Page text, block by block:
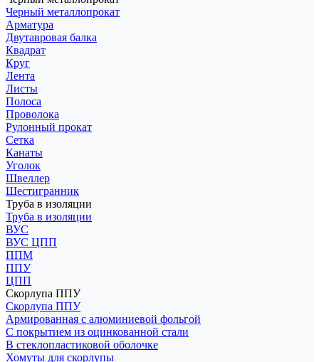
Черный металлопрокат
Арматура
Двутавровая балка
Квадрат
Круг
Лента
Листы
Полоса
Проволока
Рулонный прокат
Сетка
Канаты
Уголок
Швеллер
Шестигранник
Труба в изоляции
Труба в изоляции
ВУС
ВУС ЦПП
ППМ
ППУ
ЦПП
Скорлупа ППУ
Скорлупа ППУ
Армированная с алюминиевой фольгой
С покрытием из оцинкованной стали
В стеклопластиковой оболочке
Хомуты для скорлупы